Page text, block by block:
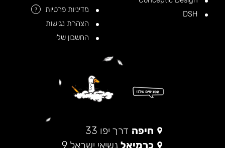
מדיניות פרטיות
?
הצהרת נגישות
החשבון שלי
חיפה דרך יפו 33
כרמיאל נשיאי ישראל 9